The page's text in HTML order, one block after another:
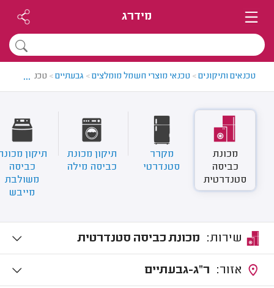
מידרג
טכנאים ותיקונים> טכנאי מוצרי חשמל מומלצים> גבעתיים> טכנאי...
מכונת
כביסה
סטנדרטית
מקרר
סטנדרטי
תיקון מכונת
כביסה מילה
תיקון
כביסה
משולבת
מייבש
מכונת כביסה סטנדרטית
ר"ג-גבעתיים